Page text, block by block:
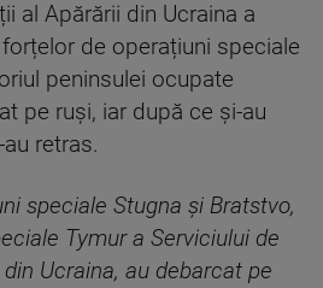
al Apărării din Ucraina a
de operațiuni speciale
peninsulei ocupate
pe ruși, iar după ce și-au
retras.
speciale Stugna și Bratstvo,
Tymur a Serviciului de
Ucraina, au debarcat pe